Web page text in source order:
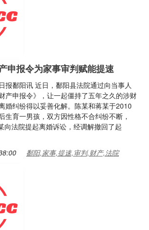
申报令为家事审判赋能提速
报鄱阳讯 近日，鄱阳县法院通过向当事人
产申报令》，让一起僵持了五年之久的涉财
婚纠纷得以妥善化解。陈某和蒋某于2010
生育一男孩，双方因性格不合纠纷不断，
向法院提起离婚诉讼，经调解撤回了起
鄱阳,家事,提速,审判,财产,法院